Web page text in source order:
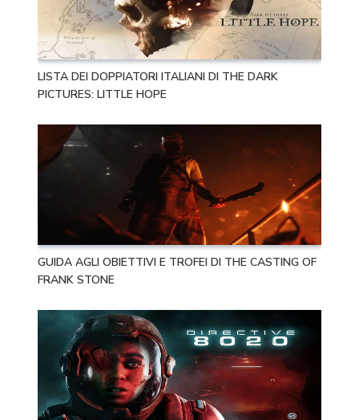
LISTA DEI DOPPIATORI ITALIANI DI THE DARK
PICTURES: LITTLE HOPE
GUIDA AGLI OBIETTIVI E TROFEI DI THE CASTING OF
FRANK STONE